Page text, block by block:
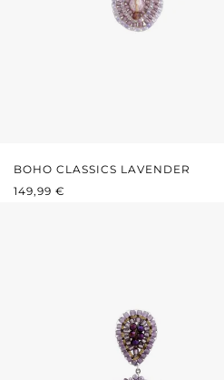
BOHO CLASSICS LAVENDER
REGULÄRER PREIS:
149,99 €